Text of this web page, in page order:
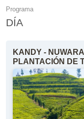
Programa
DÍA
KANDY -
PLANTACIÓN DE